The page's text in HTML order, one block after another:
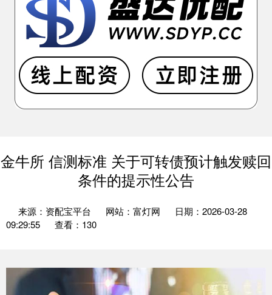
金牛所 信测标准 关于可转债预计触发赎回
条件的提示性公告
来源：资配宝平台 网站：富灯网
日期：2026-03-28
09:29:55
查看：130